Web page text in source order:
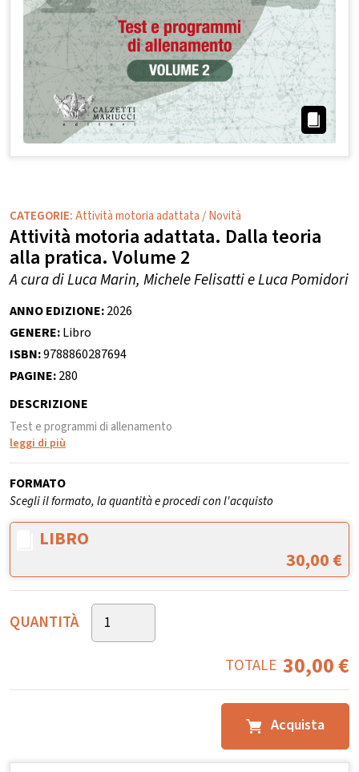
CATEGORIE:Attività motoria adattata/Novità
Attività motoria adattata. Dalla teoria
alla pratica. Volume 2
A cura di Luca Marin, Michele Felisatti e Luca Pomidori
ANNO EDIZIONE:2026
GENERE:Libro
ISBN:9788860287694
PAGINE:280
DESCRIZIONE
Test e programmi di allenamento
leggi di più
FORMATO
Scegli il formato, la quantità e procedi con l'acquisto
LIBRO
30,00€
QUANTITÀ
TOTALE 30,00€
Acquista